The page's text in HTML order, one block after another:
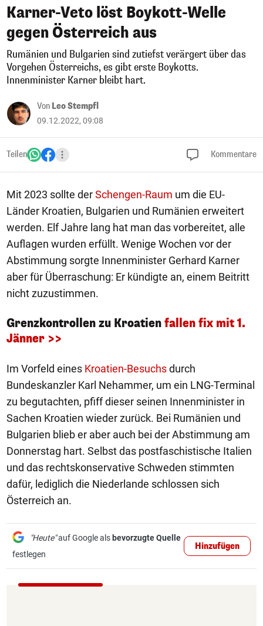
Karner-Veto löst Boykott-Welle
gegen Österreich aus
Rumänien und Bulgarien sind zutiefst verärgert über das
Vorgehen Österreichs, es gibt erste Boykotts.
Innenminister Karner bleibt hart.
Von Leo Stempfl
09.12.2022, 09:08
Teilen Kommentare
Mit 2023 sollte derSchengen-Raum um die EU-
Länder Kroatien, Bulgarien und Rumänien erweitert
werden. Elf Jahre lang hat man das vorbereitet, alle
Auflagen wurden erfüllt. Wenige Wochen vor der
Abstimmung sorgte Innenminister Gerhard Karner
aber für Überraschung: Er kündigte an, einem Beitritt
nicht zuzustimmen.
Grenzkontrollen zu Kroatienfallen fix mit 1.
Jänner >>
Im Vorfeld eines Kroatien-Besuchsdurch
Bundeskanzler Karl Nehammer, um ein LNG-Terminal
zu begutachten, pfiff dieser seinen Innenminister in
Sachen Kroatien wieder zurück. Bei Rumänien und
Bulgarien blieb er aber auch bei der Abstimmung am
Donnerstag hart. Selbst das postfaschistische Italien
und das rechtskonservative Schweden stimmten
dafür, lediglich die Niederlande schlossen sich
Österreich an.
"Heute"auf Google als bevorzugte Quelle
festlegen
Hinzufügen